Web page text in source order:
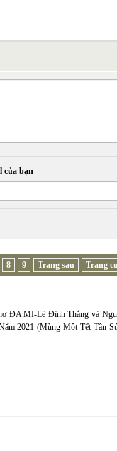
của bạn
8 9 Trang sau Trang
ĐA MI-Lê Đình Thắng và
2021 (Mùng Một Tết Tân